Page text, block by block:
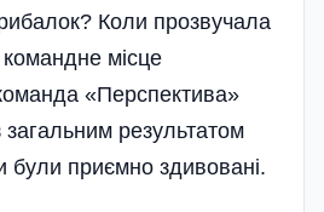
Коли прозвучала
місце
«Перспектива»
результатом
були приємно здивовані.